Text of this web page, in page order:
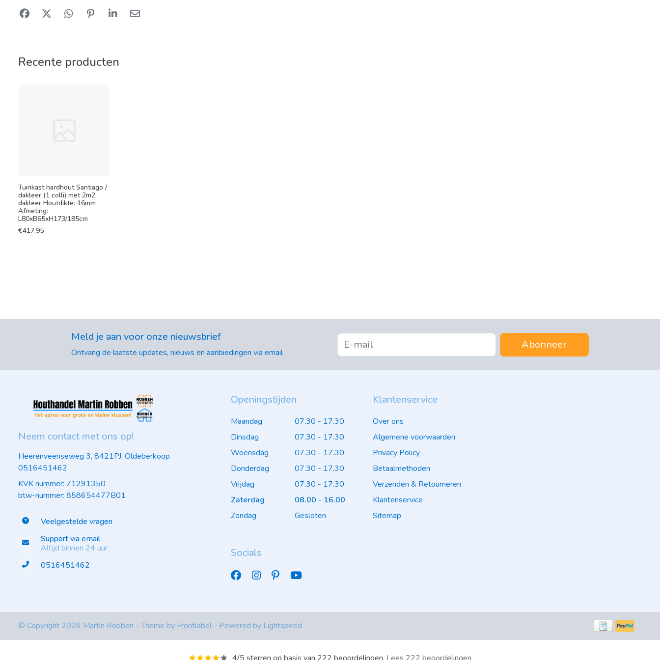
Recente producten
Tuinkast hardhout Santiago /
dakleer (1 colli) met 2m2
dakleer Houtdikte: 16mm
Afmeting:
L80xB65xH173/185cm
€417,95
Meld je aan voor onze nieuwsbrief
Ontvang de laatste updates, nieuws en aanbiedingen via email
Abonneer
Neem contact met ons op!
Heerenveenseweg 3, 8421PJ, Oldeberkoop
0516451462
KVK nummer: 71291350
btw-nummer: 858654477B01
Veelgestelde vragen
Support via email
Altijd binnen 24 uur
0516451462
Openingstijden
Maandag
07.30 - 17.30
Dinsdag
07.30 - 17.30
Woensdag
07.30 - 17.30
Donderdag
07.30 - 17.30
Vrijdag
07.30 - 17.30
Zaterdag
08.00 - 16.00
Zondag
Gesloten
Socials
Klantenservice
Over ons
Algemene voorwaarden
Privacy Policy
Betaalmethoden
Verzenden & Retourneren
Klantenservice
Sitemap
© Copyright 2026 Martin Robben - Theme by Frontlabel - Powered by Lightspeed